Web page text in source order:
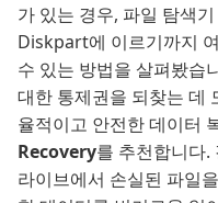
가 있는 경우, 파일 탐색
Diskpart에 이르기까지
수 있는 방법을 살펴봤습
대한 통제권을 되찾는 데
율적이고 안전한 데이터
Recovery를 추천합니다.
라이브에서 손실된 파일